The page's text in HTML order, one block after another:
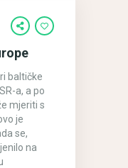
baltičke
a, a po
mjeriti s
je
se,
na